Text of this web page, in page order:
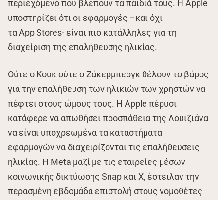
περιεχόμενο που βλέπουν τα παιδιά τους. Η Apple
υποστηρίζει ότι οι εφαρμογές –και όχι
τα App Stores- είναι πιο κατάλληλες για τη
διαχείριση της επαλήθευσης ηλικίας.
Ούτε ο Κουκ ούτε ο Ζάκερμπεργκ θέλουν το βάρος
για την επαλήθευση των ηλικιών των χρηστών να
πέφτει στους ώμους τους. Η Apple πέρυσι
κατάφερε να απωθήσει προσπάθεια της Λουιζιάνα
να είναι υποχρεωμένα τα καταστήματα
εφαρμογών να διαχειρίζονται τις επαλήθευσεις
ηλικίας. Η Meta μαζί με τις εταιρείες μέσων
κοινωνικής δικτύωσης Snap και X, έστειλαν την
περασμένη εβδομάδα επιστολή στους νομοθέτες